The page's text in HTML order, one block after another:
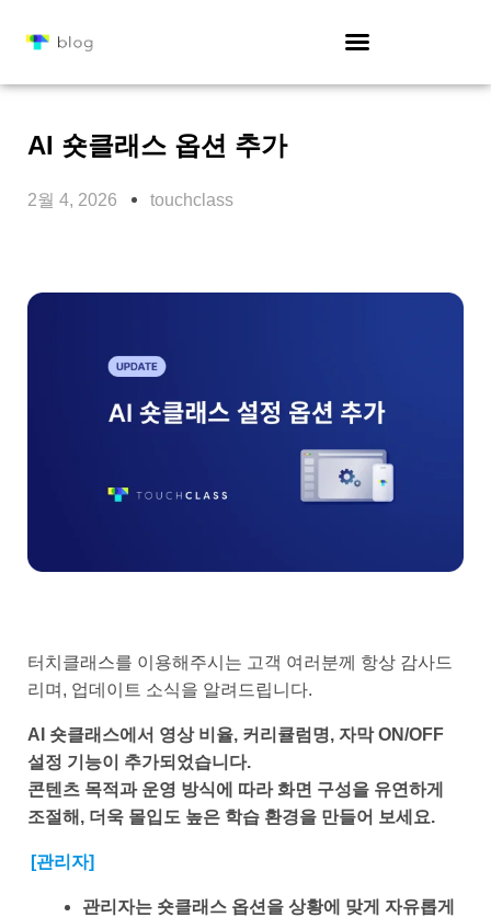
AI 숏클래스 옵션 추가
2월 4, 2026 touchclass
터치클래스를 이용해주시는 고객 여러분께 항상 감사드
리며, 업데이트 소식을 알려드립니다.
AI 숏클래스에서 영상 비율, 커리큘럼명, 자막 ON/OFF
설정 기능이 추가되었습니다.
콘텐츠 목적과 운영 방식에 따라 화면 구성을 유연하게
조절해, 더욱 몰입도 높은 학습 환경을 만들어 보세요.
[관리자]
관리자는 숏클래스 옵션을 상황에 맞게 자유롭게